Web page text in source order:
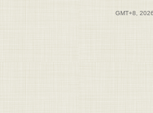
GMT+8,